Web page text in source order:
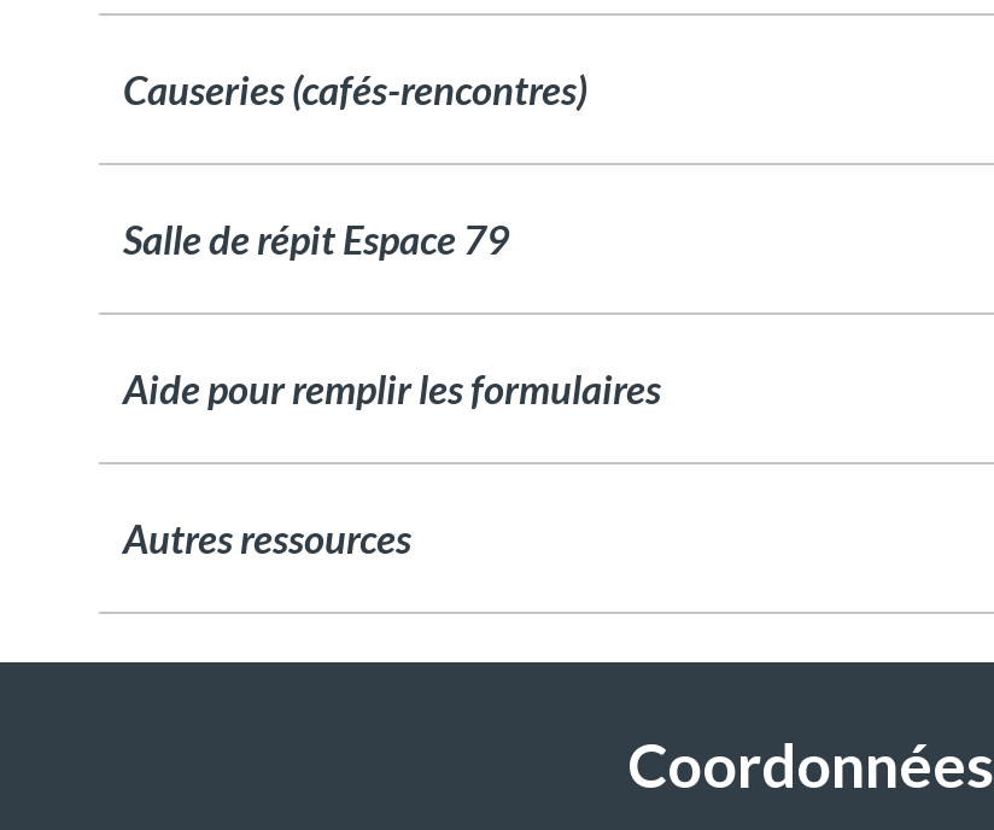
Causeries (cafés-rencontres)
Salle de répit Espace 79
Aide pour remplir les formulaires
Autres ressources
Coordonnées